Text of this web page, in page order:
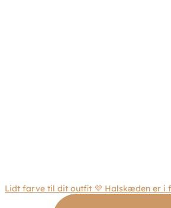
Lidt farve til dit outfit 💜 Halskæden er i